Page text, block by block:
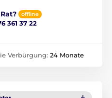
offline
361 37 22
Verbürgung: 24 Monate